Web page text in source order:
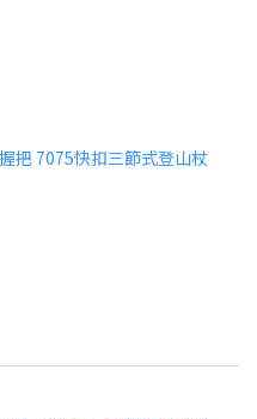
把 7075快扣三節式登山杖